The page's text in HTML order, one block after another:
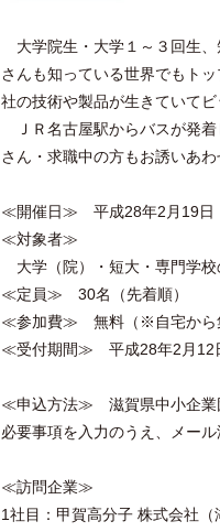
大学院生・大学１～３回生
さんも知っている世界でもト
社の技術や製品が生きていて
ＪＲ名古屋駅からバスが発着
さん・求職中の方もお誘いあ
≪開催日≫ 平成28年2月19日
≪対象者≫
大学（院）・短大・専門学
≪定員≫ 30名（先着順）
≪参加費≫ 無料（※自宅から集
≪受付期間≫ 平成28年2月12
≪申込方法≫ 滋賀県中小企業
必要事項を入力のうえ、メー
≪訪問企業≫
1社目：甲賀高分子 株式会社（